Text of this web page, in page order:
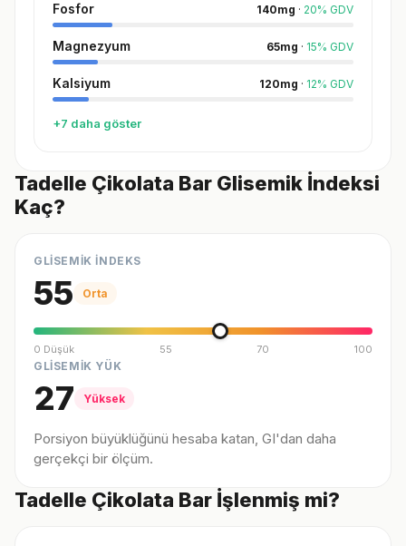
Fosfor 140mg · 20% GDV
Magnezyum 65mg · 15% GDV
Kalsiyum 120mg · 12% GDV
+7 daha göster
Tadelle Çikolata Bar Glisemik İndeksi
Kaç?
GLİSEMİK İNDEKS
55 Orta
0 Düşük 55 70 100
GLİSEMİK YÜK
27 Yüksek
Porsiyon büyüklüğünü hesaba katan, GI'dan daha
gerçekçi bir ölçüm.
Tadelle Çikolata Bar İşlenmiş mi?